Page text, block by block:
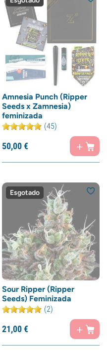
Amnesia Punch (Ripper
Seeds x Zamnesia)
feminizada
(45)
50,00€
Esgotado
Sour Ripper (Ripper
Seeds) Feminizada
(2)
21,00€